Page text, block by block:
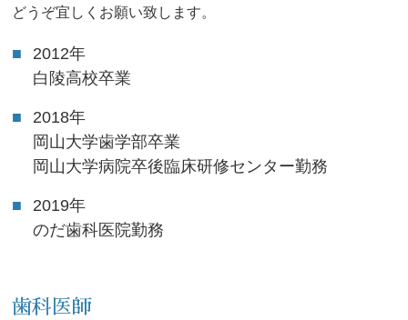
男．日本口腔インプラント学会誌 28(4)578-579,2015.
著書
「補綴臨床」別冊 審美歯科・インプラントワードブック
2010年
The Quintessence エビデンスの正しい理解と活用法
どうぞ宜しくお願い致します。
2012年
白陵高校卒業
2018年
岡山大学歯学部卒業
岡山大学病院卒後臨床研修センター勤務
2019年
のだ歯科医院勤務
歯科医師